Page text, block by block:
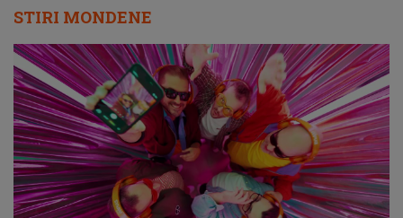
STIRI MONDENE